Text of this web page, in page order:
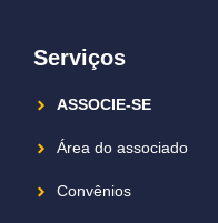
Serviços
ASSOCIE-SE
Área do associado
Convênios